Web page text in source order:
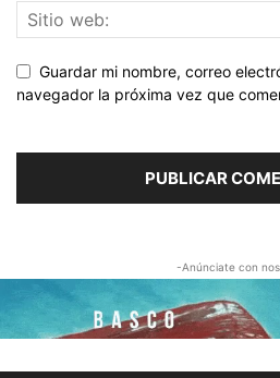
Guardar mi nombre, correo
navegador la próxima vez que
-Anúnciate con